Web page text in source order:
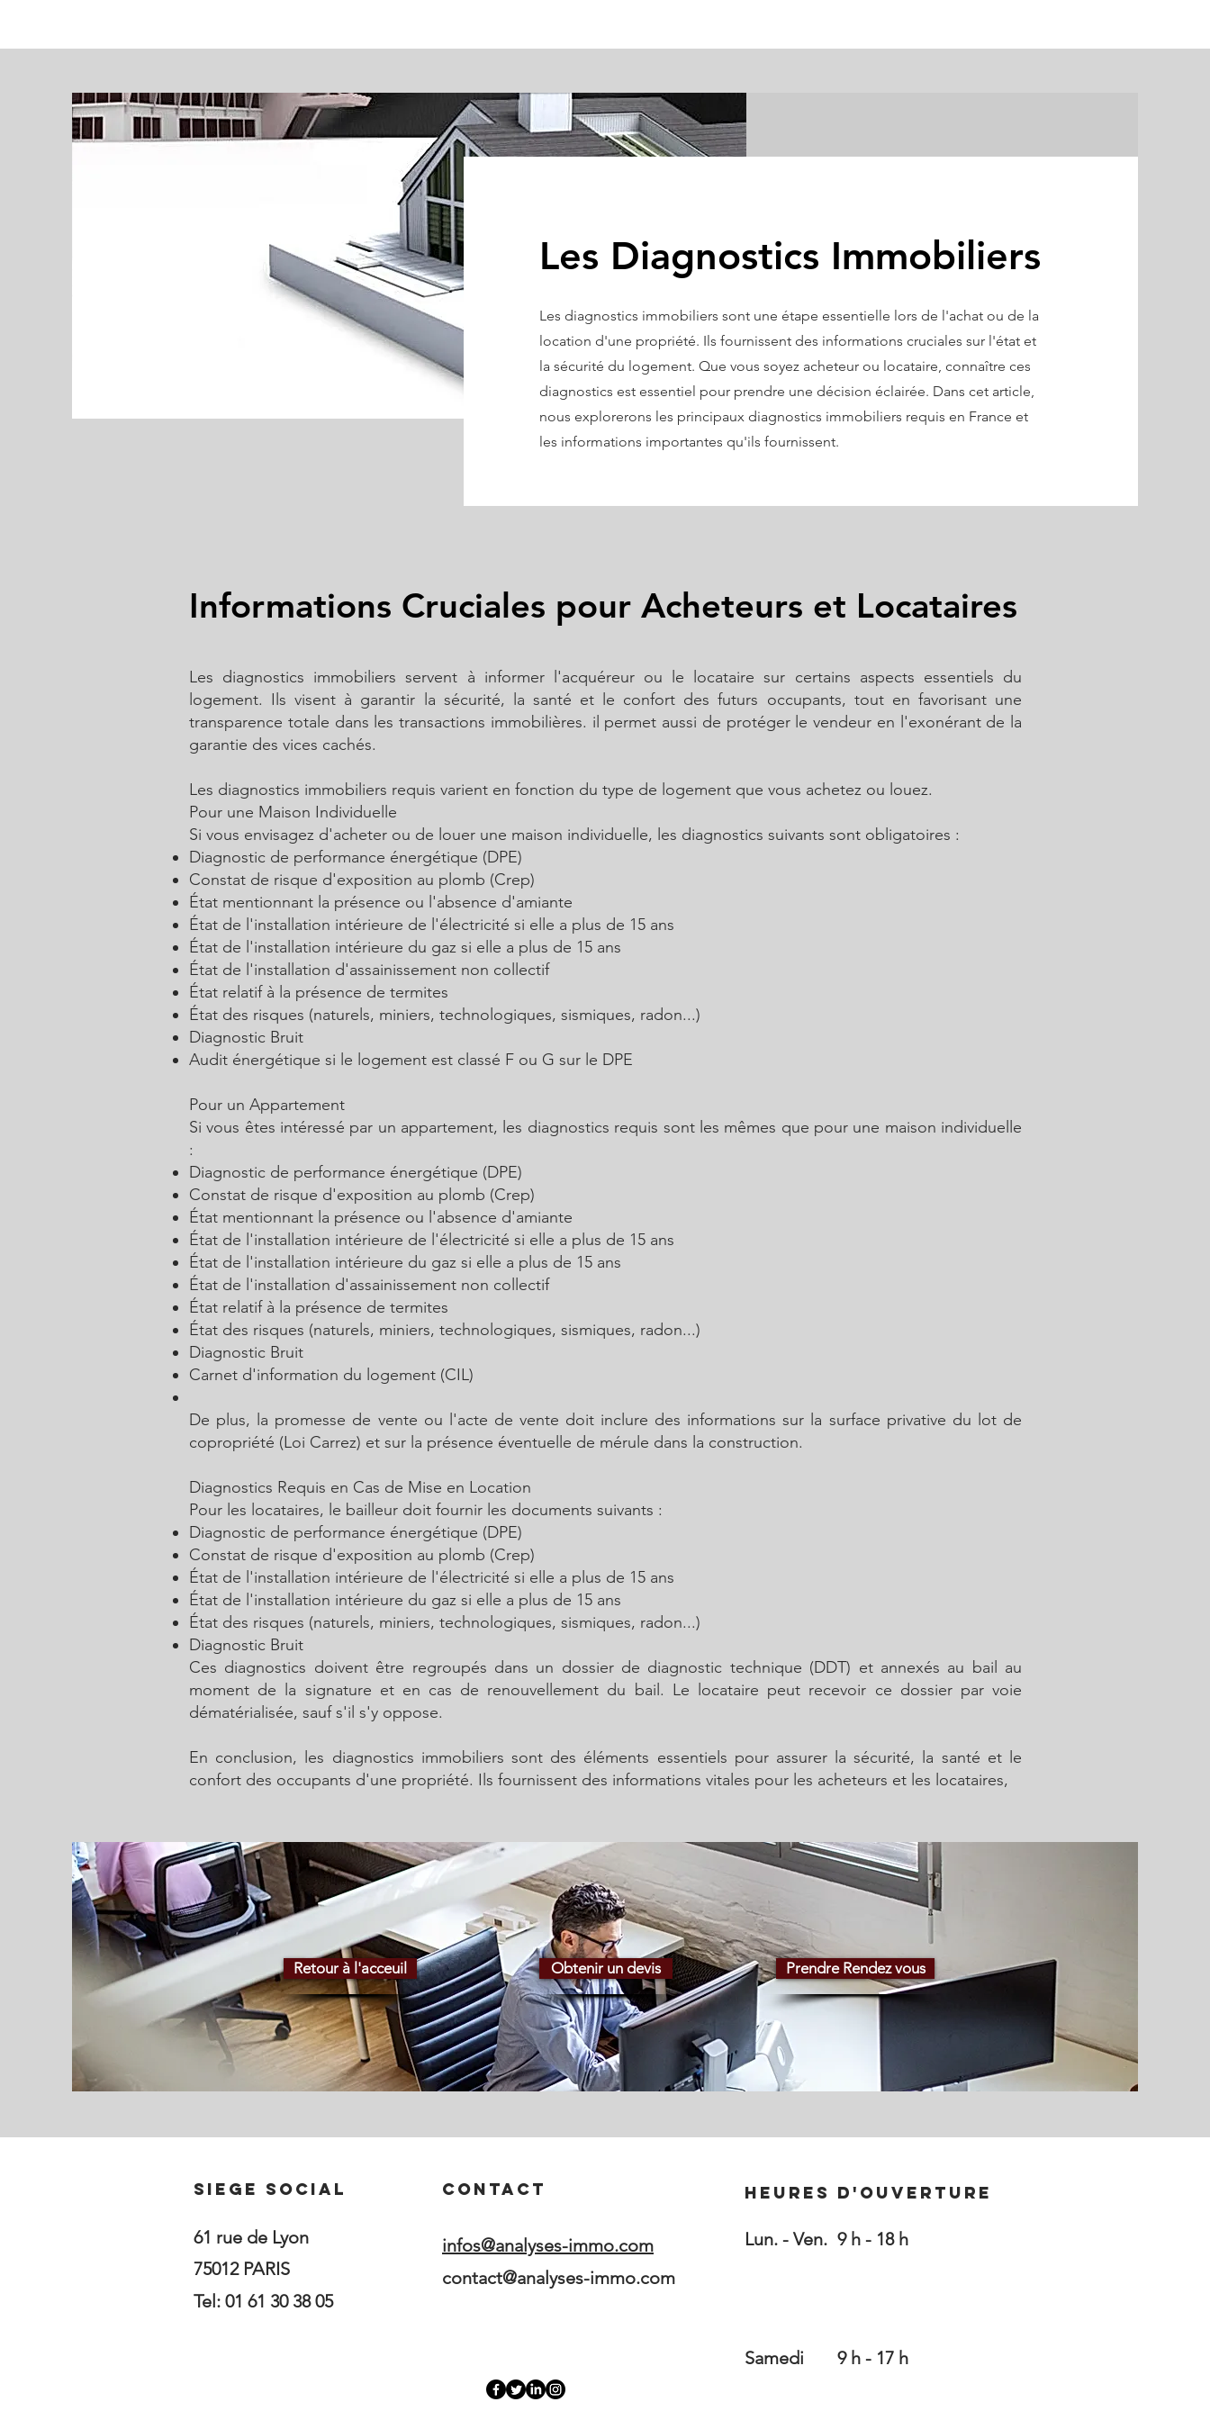
Les Diagnostics Immobiliers
Les diagnostics immobiliers sont une étape essentielle lors de l'achat ou de la
location d'une propriété. Ils fournissent des informations cruciales sur l'état et
la sécurité du logement. Que vous soyez acheteur ou locataire, connaître ces
diagnostics est essentiel pour prendre une décision éclairée. Dans cet article,
nous explorerons les principaux diagnostics immobiliers requis en France et
les informations importantes qu'ils fournissent.
Informations Cruciales pour Acheteurs et Locataires
Les diagnostics immobiliers servent à informer l'acquéreur ou le locataire sur certains aspects essentiels du
logement. Ils visent à garantir la sécurité, la santé et le confort des futurs occupants, tout en favorisant une
transparence totale dans les transactions immobilières. il permet aussi de protéger le vendeur en l'exonérant de la
garantie des vices cachés.
Les diagnostics immobiliers requis varient en fonction du type de logement que vous achetez ou louez.
Pour une Maison Individuelle
Si vous envisagez d'acheter ou de louer une maison individuelle, les diagnostics suivants sont obligatoires :
Diagnostic de performance énergétique (DPE)
Constat de risque d'exposition au plomb (Crep)
État mentionnant la présence ou l'absence d'amiante
État de l'installation intérieure de l'électricité si elle a plus de 15 ans
État de l'installation intérieure du gaz si elle a plus de 15 ans
État de l'installation d'assainissement non collectif
État relatif à la présence de termites
État des risques (naturels, miniers, technologiques, sismiques, radon...)
Diagnostic Bruit
Audit énergétique si le logement est classé F ou G sur le DPE
Pour un Appartement
Si vous êtes intéressé par un appartement, les diagnostics requis sont les mêmes que pour une maison individuelle
:
Diagnostic de performance énergétique (DPE)
Constat de risque d'exposition au plomb (Crep)
État mentionnant la présence ou l'absence d'amiante
État de l'installation intérieure de l'électricité si elle a plus de 15 ans
État de l'installation intérieure du gaz si elle a plus de 15 ans
État de l'installation d'assainissement non collectif
État relatif à la présence de termites
État des risques (naturels, miniers, technologiques, sismiques, radon...)
Diagnostic Bruit
Carnet d'information du logement (CIL)
De plus, la promesse de vente ou l'acte de vente doit inclure des informations sur la surface privative du lot de
copropriété (Loi Carrez) et sur la présence éventuelle de mérule dans la construction.
Diagnostics Requis en Cas de Mise en Location
Pour les locataires, le bailleur doit fournir les documents suivants :
Diagnostic de performance énergétique (DPE)
Constat de risque d'exposition au plomb (Crep)
État de l'installation intérieure de l'électricité si elle a plus de 15 ans
État de l'installation intérieure du gaz si elle a plus de 15 ans
État des risques (naturels, miniers, technologiques, sismiques, radon...)
Diagnostic Bruit
Ces diagnostics doivent être regroupés dans un dossier de diagnostic technique (DDT) et annexés au bail au
moment de la signature et en cas de renouvellement du bail. Le locataire peut recevoir ce dossier par voie
dématérialisée, sauf s'il s'y oppose.
En conclusion, les diagnostics immobiliers sont des éléments essentiels pour assurer la sécurité, la santé et le
confort des occupants d'une propriété. Ils fournissent des informations vitales pour les acheteurs et les locataires,
Retour à l'acceuil Obtenir un devis Prendre Rendez vous
SIEGE SOCIAL Contact
61 rue de Lyon
75012 PARIS
Tel: 01 61 30 38 05
infos@analyses-immo.com
contact@analyses-immo.com
Heures d'ouverture
Lun. - Ven. 9 h - 18 h
Samedi 9 h - 17 h